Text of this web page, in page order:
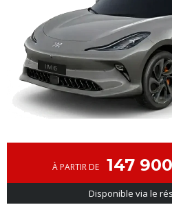
147
À PARTIR DE
Disponible via le